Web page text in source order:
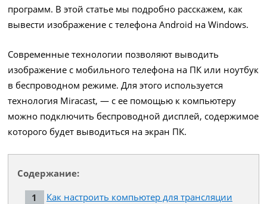
программ. В этой статье мы подробно расскажем, как
вывести изображение с телефона Android на Windows.
Современные технологии позволяют выводить
изображение с мобильного телефона на ПК или ноутбук
в беспроводном режиме. Для этого используется
технология Miracast, — с ее помощью к компьютеру
можно подключить беспроводной дисплей, содержимое
которого будет выводиться на экран ПК.
Содержание:
Как настроить компьютер для трансляции